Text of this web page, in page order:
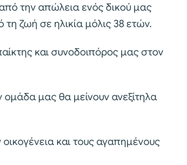
την απώλεια ενός δικού μας
ζωή σε ηλικία μόλις 38 ετών.
και συνοδοιπόρος μας στον
μας θα μείνουν ανεξίτηλα
και τους αγαπημένους